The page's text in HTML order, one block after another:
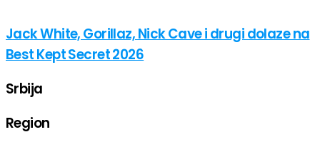
Jack White, Gorillaz, Nick Cave i drugi dolaze na
Best Kept Secret 2026
Srbija
Region